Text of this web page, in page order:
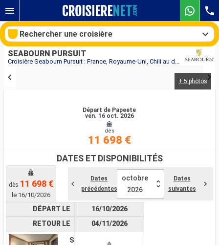
Croisière Seabourn Pursuit : France, Royaume-Uni, Chili au départ de Papeete
SEABOURN PURSUIT
+ 5 photos
Départ de Papeete
ven. 16 oct. 2026
dès
11 698 €
DATES ET DISPONIBILITÉS
dès 11 698 €
le 16/10/2026
Dates
précédentes
octobre
2026
Dates
suivantes
DÉPART LE
RETOUR LE
Suite
16/10/2026
04/11/2026
Rechercher une croisière
Rechercher